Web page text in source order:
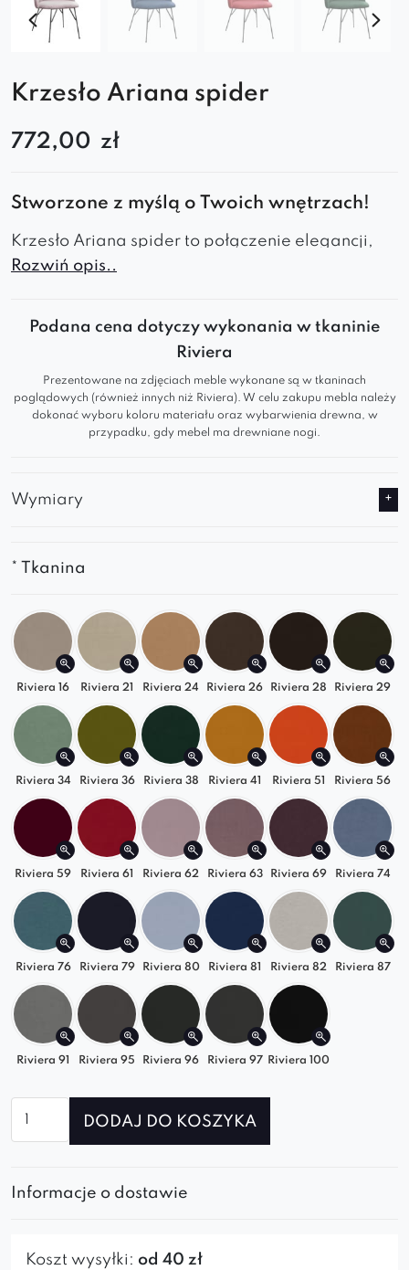
Krzesło Ariana spider
772,00 zł
Stworzone z myślą o Twoich wnętrzach!
Krzesło Ariana spider to połączenie elegancji,
wygody i współczesnego designu, które świetnie
Welur– Miękka i przyjemna w dotyku
tapicerka welurowa nadaje krzesłu
elegancki wygląd, jednocześnie
zapewniając wysoki komfort użytkowania.
Przeszycia– Stylowe, starannie wykonane
charakteru.
wyprofilowanie oparcia dopasowuje się do
podparcie nawet podczas długiego
siedzenia.
Metalowe nogi– Stabilna, nowoczesna
podstawa nie tylko gwarantuje trwałość, ale
również nadaje krzesłu wyjątkowy,
designerski wygląd.
Odkryj wyjątkowy design i komfort krzesła
Ariana Spider – sprawdź szczegóły oferty już
teraz!
Rozwiń opis..
Podana cena dotyczy wykonania w tkaninie
Riviera
Prezentowane na zdjęciach meble wykonane są w tkaninach
poglądowych (również innych niż Riviera). W celu zakupu mebla należy
dokonać wyboru koloru materiału oraz wybarwienia drewna, w
przypadku, gdy mebel ma drewniane nogi.
Wymiary
* Tkanina
Riviera 16 Riviera 21 Riviera 24 Riviera 26 Riviera 28 Riviera 29
Riviera 34 Riviera 36 Riviera 38 Riviera 41 Riviera 51 Riviera 56
Riviera 59 Riviera 61 Riviera 62 Riviera 63 Riviera 69 Riviera 74
Riviera 76 Riviera 79 Riviera 80 Riviera 81 Riviera 82 Riviera 87
Riviera 91 Riviera 95 Riviera 96 Riviera 97 Riviera 100
Krzesło
DODAJ DO KOSZYKA
Informacje o dostawie
Koszt wysyłki: od 40 zł